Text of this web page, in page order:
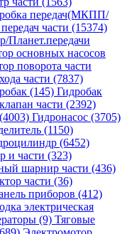
передач(МКПП/
части (15374)
основных насосов
поворота части
части (7837)
(145) Гидробак
части (2392)
Гидронасос (3705)
(1150)
(6452)
и части (323)
шарнир части (436)
части (36)
приборов (412)
электрическая
(9) Тяговые